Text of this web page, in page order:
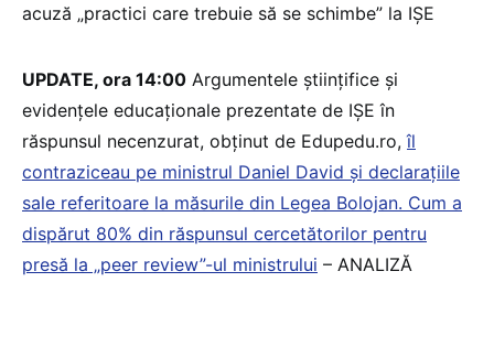
acuză „practici care trebuie să se schimbe” la IȘE
UPDATE, ora 14:00 Argumentele științifice și
evidențele educaționale prezentate de IȘE în
răspunsul necenzurat, obținut de Edupedu.ro,îl
contraziceau pe ministrul Daniel David și declarațiile
sale referitoare la măsurile din Legea Bolojan. Cum a
dispărut 80% din răspunsul cercetătorilor pentru
presă la „peer review”-ul ministrului – ANALIZĂ